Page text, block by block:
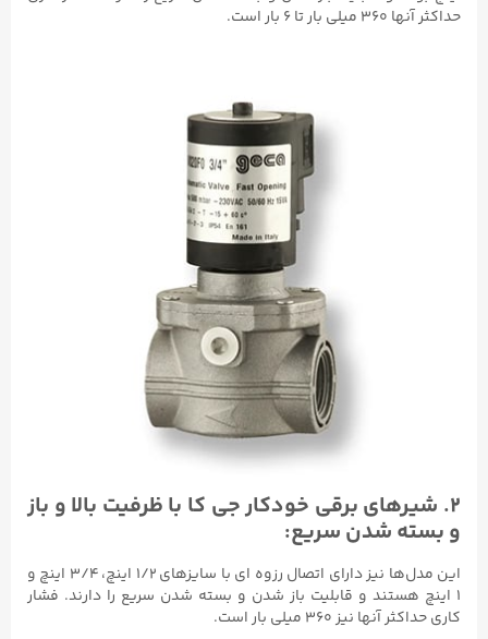
حداکثر آنها ۳۶۰ میلی بار تا ۶ بار است.
۲. شیرهای برقی خودکار جی کا با ظرفیت بالا و باز
و بسته شدن سریع:
این مدل‌ها نیز دارای اتصال رزوه ای با سایزهای ۱/۲ اینچ، ۳/۴ اینچ و
۱ اینچ هستند و قابلیت باز شدن و بسته شدن سریع را دارند. فشار
کاری حداکثر آنها نیز ۳۶۰ میلی بار است.